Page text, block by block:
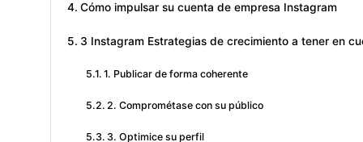
Cómo impulsar su cuenta de empresa Instagram
3 Instagram Estrategias de crecimiento a tener en
1. Publicar de forma coherente
2. Comprométase con su público
3. Optimice su perfil